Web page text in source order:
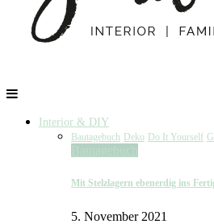
Interior & DIY
Bautagebuch Deko Do It Yourself
Mit Stelzlagern ebenerdig ins
5. November 2021